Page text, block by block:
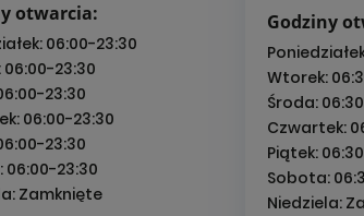
otwarcia:
06:00-23:30
06:00-23:30
23:30
06:00-23:30
23:30
06:00-23:30
Zamknięte
Godziny
Wtorek:
Środa:
Czwartek:
Piątek:
Sobota:
Niedziela: